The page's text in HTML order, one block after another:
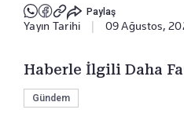
Paylaş
Yayın Tarihi 09 Ağustos,
Haberle İlgili Daha
Gündem